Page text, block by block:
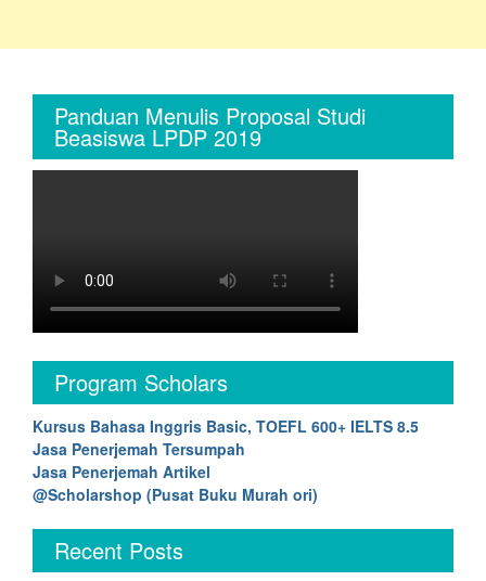
Panduan Menulis Proposal Studi
Beasiswa LPDP 2019
Program Scholars
Kursus Bahasa Inggris Basic, TOEFL 600+ IELTS 8.5
Jasa Penerjemah Tersumpah
Jasa Penerjemah Artikel
@Scholarshop (Pusat Buku Murah ori)
Recent Posts